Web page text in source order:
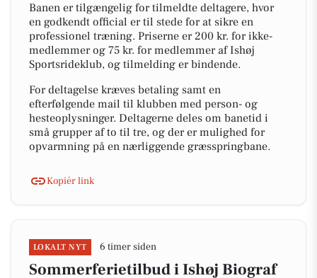
Banen er tilgængelig for tilmeldte deltagere, hvor
en godkendt official er til stede for at sikre en
professionel træning. Priserne er 200 kr. for ikke-
medlemmer og 75 kr. for medlemmer af Ishøj
Sportsrideklub, og tilmelding er bindende.
For deltagelse kræves betaling samt en
efterfølgende mail til klubben med person- og
hesteoplysninger. Deltagerne deles om banetid i
små grupper af to til tre, og der er mulighed for
opvarmning på en nærliggende græsspringbane.
Kopiér link
LOKALT NYT 6 timer siden
Sommerferietilbud i Ishøj Biograf